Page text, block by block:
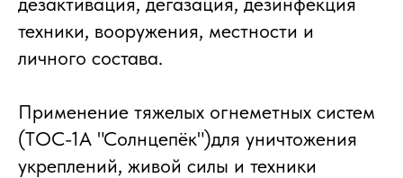
техники, вооружения, местности и
личного состава.
Применение тяжелых огнеметных систем
(ТОС-1А "Солнцепёк")для уничтожения
укреплений, живой силы и техники